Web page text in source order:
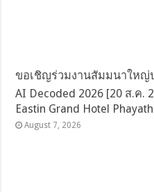
ขอเชิญร่วมงานสัมมนาใหญ่
AI Decoded 2026 [20 ส.ค.
Eastin Grand Hotel
August 7, 2026